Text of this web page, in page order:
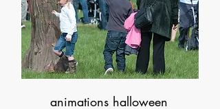
animations halloween